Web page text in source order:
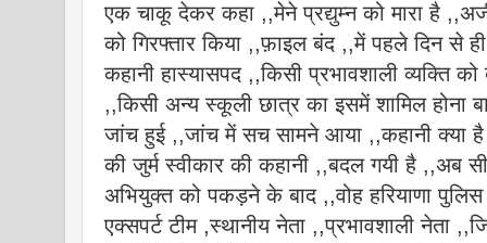
एक चाकू देकर कहा ,,मेने प्रद्युम्न को मारा है
को गिरफ्तार किया ,,फ़ाइल बंद ,,में पहले दिन से
कहानी हास्यासपद ,,किसी प्रभावशाली व्यक्ति
,,किसी अन्य स्कूली छात्र का इसमें शामिल होना
जांच हुई ,,जांच में सच सामने आया ,,कहानी क्या
की जुर्म स्वीकार की कहानी ,,बदल गयी है ,,अब
अभियुक्त को पकड़ने के बाद ,,वोह हरियाणा पुलिस
एक्सपर्ट टीम ,स्थानीय नेता ,,प्रभावशाली नेता